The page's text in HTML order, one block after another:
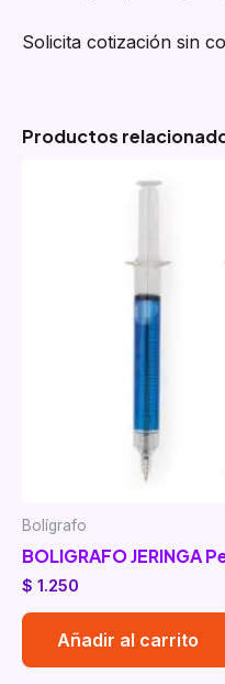
Solicita cotización sin
Productos
Bolígrafo
BOLIGRAFO JERINGA
$ 1.250
Añadir al carrito